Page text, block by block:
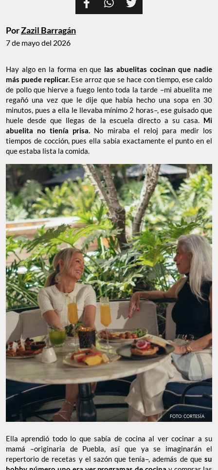
PorZazil Barragán
7 de mayo del 2026
Hay algo en la forma en que las abuelitas cocinan que nadie
más puede replicar.Ese arroz que se hace con tiempo, ese caldo
de pollo que hierve a fuego lento toda la tarde –mi abuelita me
regañó una vez que le dije que había hecho una sopa en 30
minutos, pues a ella le llevaba mínimo 2 horas–, ese guisado que
huele desde que llegas de la escuela directo a su casa. Mi
abuelita no tienía prisa. No miraba el reloj para medir los
tiempos de cocción, pues ella sabía exactamente el punto en el
que estaba lista la comida.
FOTO: CORTESÍA
Ella aprendió todo lo que sabía de cocina al ver cocinar a su
mamá –originaria de Puebla, así que ya se imaginarán el
repertorio de recetas y el sazón que tenía–, además de que su